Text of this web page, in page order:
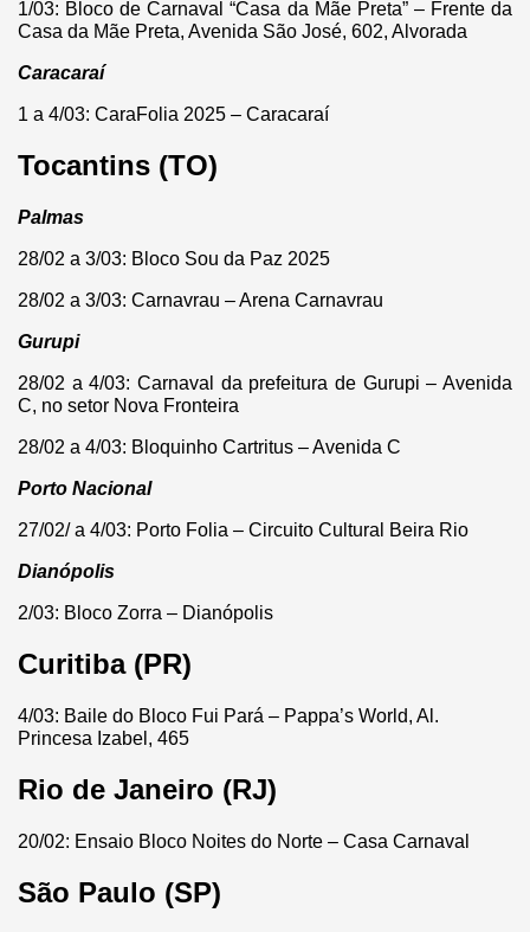
1/03: Bloco de Carnaval “Casa da Mãe Preta” – Frente da
Casa da Mãe Preta, Avenida São José, 602, Alvorada
Caracaraí
1 a 4/03: CaraFolia 2025 – Caracaraí
Tocantins (TO)
Palmas
28/02 a 3/03: Bloco Sou da Paz 2025
28/02 a 3/03: Carnavrau – Arena Carnavrau
Gurupi
28/02 a 4/03: Carnaval da prefeitura de Gurupi – Avenida
C, no setor Nova Fronteira
28/02 a 4/03: Bloquinho Cartritus – Avenida C
Porto Nacional
27/02/ a 4/03: Porto Folia – Circuito Cultural Beira Rio
Dianópolis
2/03: Bloco Zorra – Dianópolis
Curitiba (PR)
4/03: Baile do Bloco Fui Pará – Pappa’s World, Al.
Princesa Izabel, 465
Rio de Janeiro (RJ)
20/02: Ensaio Bloco Noites do Norte – Casa Carnaval
São Paulo (SP)